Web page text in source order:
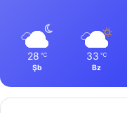
28 ℃
Şb
33 ℃
Bz